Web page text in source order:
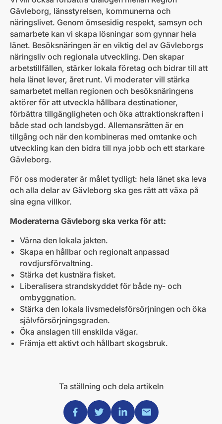
Gävleborg, länsstyrelsen, kommunerna och
näringslivet. Genom ömsesidig respekt, samsyn och
samarbete kan vi skapa lösningar som gynnar hela
länet. Besöksnäringen är en viktig del av Gävleborgs
näringsliv och regionala utveckling. Den skapar
arbetstillfällen, stärker lokala företag och bidrar till att
hela länet lever, året runt. Vi moderater vill stärka
samarbetet mellan regionen och besöksnäringens
aktörer för att utveckla hållbara destinationer,
förbättra tillgängligheten och öka attraktionskraften i
både stad och landsbygd. Allemansrätten är en
tillgång och när den kombineras med omtanke och
utveckling kan den bidra till nya jobb och ett starkare
Gävleborg.
För oss moderater är målet tydligt: hela länet ska leva
och alla delar av Gävleborg ska ges rätt att växa på
sina egna villkor.
Moderaterna Gävleborg ska verka för att:
Värna den lokala jakten.
Skapa en hållbar och regionalt anpassad
rovdjursförvaltning.
Stärka det kustnära fisket.
Liberalisera strandskyddet för både ny- och
ombyggnation.
Stärka den lokala livsmedelsförsörjningen och öka
självförsörjningsgraden.
Öka anslagen till enskilda vägar.
Främja ett aktivt och hållbart skogsbruk.
Ta ställning och dela artikeln
Dela via Facebook
Dela via Twitter
Dela via Linkedin
Dela via Mail